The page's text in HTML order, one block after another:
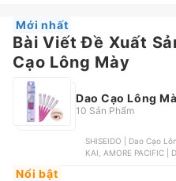
Mới nhất
Bài Viết Đề Xuất
Cạo Lông Mày
Dao Cạo Lông
10 Sản Phẩm
SHISEIDO | Dao Cạo
KAI, AMORE PACIFIC |
Nổi bật